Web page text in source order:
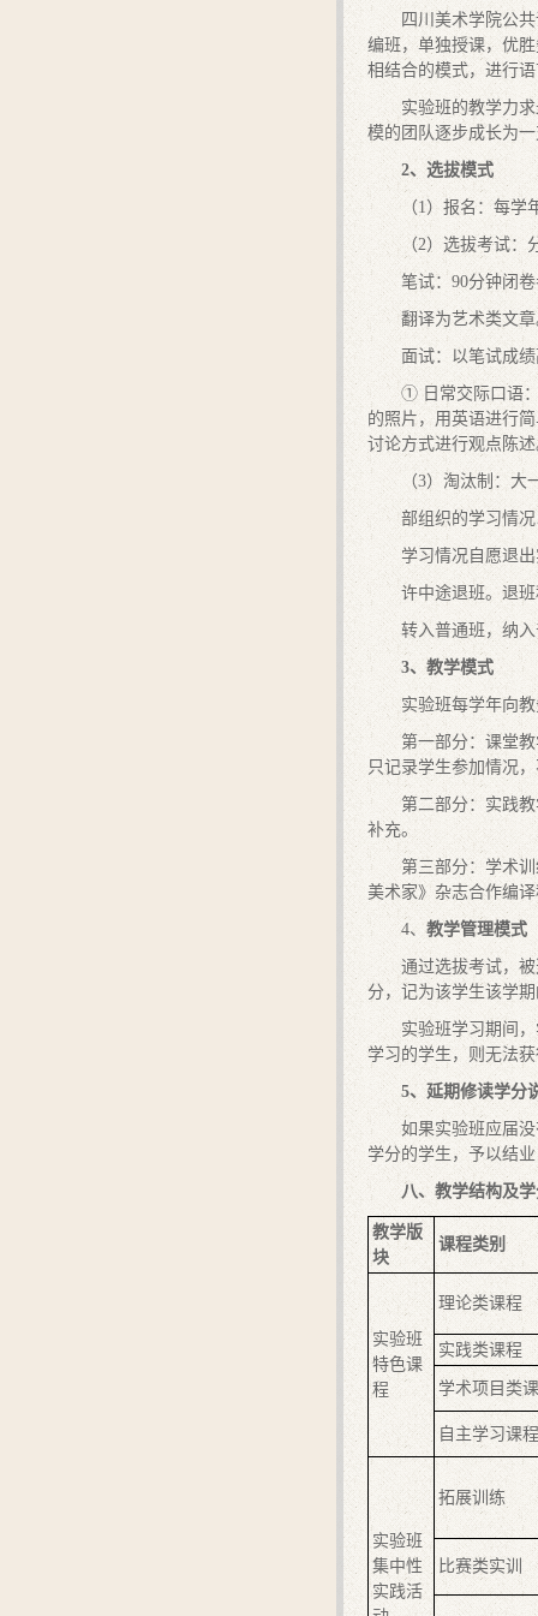
四川美术学院公
编班，单独授课，优
相结合的模式，进行
实验班的教学力
模的团队逐步成长为
2、选拔模式
（1）报名：每
（2）选拔考试
笔试：90分钟闭
翻译为艺术类文
面试：以笔试成
① 日常交际口语
的照片，用英语进行
讨论方式进行观点陈
（3）淘汰制：
部组织的学习情
学习情况自愿退
许中途退班。退
转入普通班，纳
3、教学模式
实验班每学年向
第一部分：课堂
只记录学生参加情况
第二部分：实践
补充。
第三部分：学术
美术家》杂志合作编
4、教学管理模式
通过选拔考试，
分，记为该学生该学
实验班学习期间
学习的学生，则无法
5、延期修读学分
如果实验班应届
学分的学生，予以结
八、教学结构及
教学版
块
课程类别
实验班
特色课
程
理论类课程
实践类课程
学术项目类
自主学习课程
实验班
集中性
实践活
拓展训练
比赛类实训